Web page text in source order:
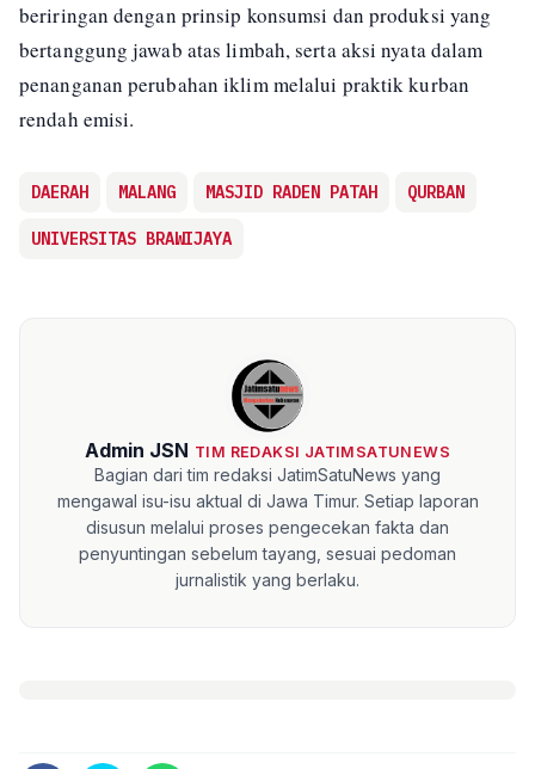
beriringan dengan prinsip konsumsi dan produksi yang
bertanggung jawab atas limbah, serta aksi nyata dalam
penanganan perubahan iklim melalui praktik kurban
rendah emisi.
DAERAH MALANG MASJID RADEN PATAH QURBAN
UNIVERSITAS BRAWIJAYA
Admin JSN TIM REDAKSI JATIMSATUNEWS
Bagian dari tim redaksi JatimSatuNews yang
mengawal isu-isu aktual di Jawa Timur. Setiap laporan
disusun melalui proses pengecekan fakta dan
penyuntingan sebelum tayang, sesuai pedoman
jurnalistik yang berlaku.